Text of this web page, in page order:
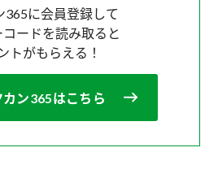
365に会員登録して
ードを読み取ると
トがもらえる！
カン365はこちら